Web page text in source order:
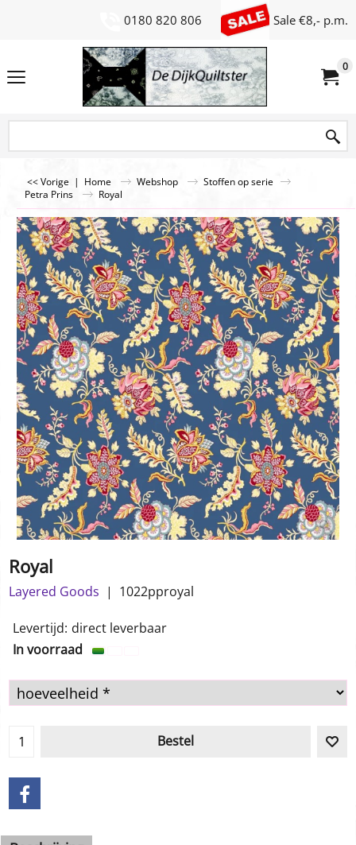
0180 820 806 Sale €8,- p.m.
0
<< Vorige | Home Webshop
Stoffen op serie
Petra Prins
Royal
Royal
Layered Goods 1022pproyal
€ 1.00 incl BTW
Levertijd: direct leverbaar